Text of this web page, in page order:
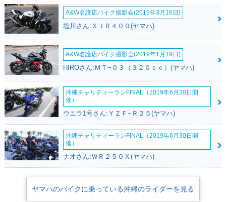
A&W名護店バイク撮影会(2019年3月16日)
塩川さん:ＸＪＲ４００(ヤマハ)
A&W名護店バイク撮影会(2019年1月19日)
HIROさん:ＭＴ−０３（３２０ｃｃ）(ヤマハ)
沖縄チャリティーランFINAL（2019年6月30日開
催）
ウエラ1号さん:ＹＺＦ−Ｒ２５(ヤマハ)
沖縄チャリティーランFINAL（2019年6月30日開
催）
ナオさん:ＷＲ２５０Ｘ(ヤマハ)
ヤマハのバイクに乗っている沖縄のライダーを見る